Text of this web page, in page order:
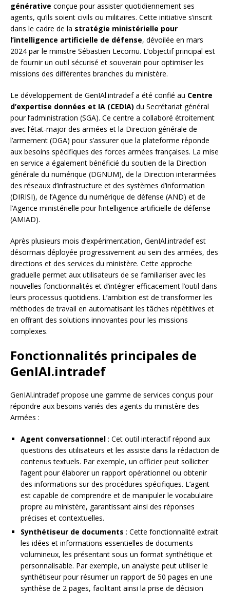
générative conçue pour assister quotidiennement ses
agents, qu’ils soient civils ou militaires. Cette initiative s’inscrit
dans le cadre de la stratégie ministérielle pour
l’intelligence artificielle de défense, dévoilée en mars
2024 par le ministre Sébastien Lecornu. L’objectif principal est
de fournir un outil sécurisé et souverain pour optimiser les
missions des différentes branches du ministère.
Le développement de GenIAl.intradef a été confié au Centre
d’expertise données et IA (CEDIA) du Secrétariat général
pour l’administration (SGA). Ce centre a collaboré étroitement
avec l’état-major des armées et la Direction générale de
l’armement (DGA) pour s’assurer que la plateforme réponde
aux besoins spécifiques des forces armées françaises. La mise
en service a également bénéficié du soutien de la Direction
générale du numérique (DGNUM), de la Direction interarmées
des réseaux d’infrastructure et des systèmes d’information
(DIRISI), de l’Agence du numérique de défense (AND) et de
l’Agence ministérielle pour l’intelligence artificielle de défense
(AMIAD).
Après plusieurs mois d’expérimentation, GenIAl.intradef est
désormais déployée progressivement au sein des armées, des
directions et des services du ministère. Cette approche
graduelle permet aux utilisateurs de se familiariser avec les
nouvelles fonctionnalités et d’intégrer efficacement l’outil dans
leurs processus quotidiens. L’ambition est de transformer les
méthodes de travail en automatisant les tâches répétitives et
en offrant des solutions innovantes pour les missions
complexes.
Fonctionnalités principales de
GenIAl.intradef
GenIAl.intradef propose une gamme de services conçus pour
répondre aux besoins variés des agents du ministère des
Armées :
Agent conversationnel : Cet outil interactif répond aux
questions des utilisateurs et les assiste dans la rédaction de
contenus textuels. Par exemple, un officier peut solliciter
l’agent pour élaborer un rapport opérationnel ou obtenir
des informations sur des procédures spécifiques. L’agent
est capable de comprendre et de manipuler le vocabulaire
propre au ministère, garantissant ainsi des réponses
précises et contextuelles.
Synthétiseur de documents : Cette fonctionnalité extrait
les idées et informations essentielles de documents
volumineux, les présentant sous un format synthétique et
personnalisable. Par exemple, un analyste peut utiliser le
synthétiseur pour résumer un rapport de 50 pages en une
synthèse de 2 pages, facilitant ainsi la prise de décision